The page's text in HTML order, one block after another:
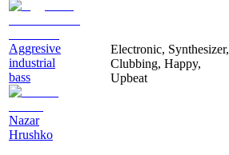
Aggresive
industrial
bass
Nazar
Hrushko
Electronic, Synthesizer,
Clubbing, Happy,
Upbeat